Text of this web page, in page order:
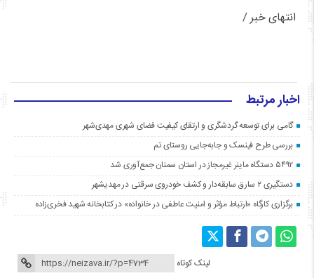
انتهای خبر /
اخبار مرتبط
گامی برای توسعه گردشگری و ارتقای کیفیت فضای شهری مهدی‌شهر
بررسی طرح فینسک و جابه‌جایی روستای تم
۵۴۹۲ دستگاه ماینر غیرمجاز در استان سمنان جمع‌آوری شد
دستگیری ۲ سارق سابقه‌دار و کشف خودروی سرقتی در مهدیشهر
برگزاری کارگاه «ارتباط مؤثر و امنیت عاطفی در خانواده» در کتابخانه شهید فخری‌زاده
لینک کوتاه